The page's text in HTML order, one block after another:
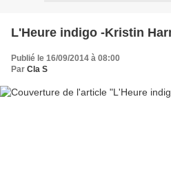
L'Heure indigo -Kristin
Publié le 16/09/2014 à 08:00
Par Cla S